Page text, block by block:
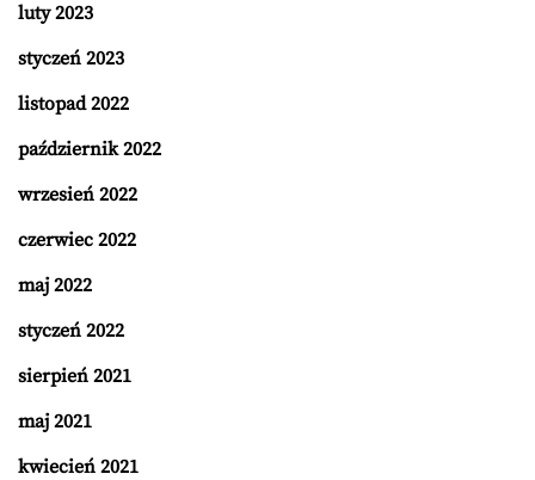
luty 2023
styczeń 2023
listopad 2022
październik 2022
wrzesień 2022
czerwiec 2022
maj 2022
styczeń 2022
sierpień 2021
maj 2021
kwiecień 2021